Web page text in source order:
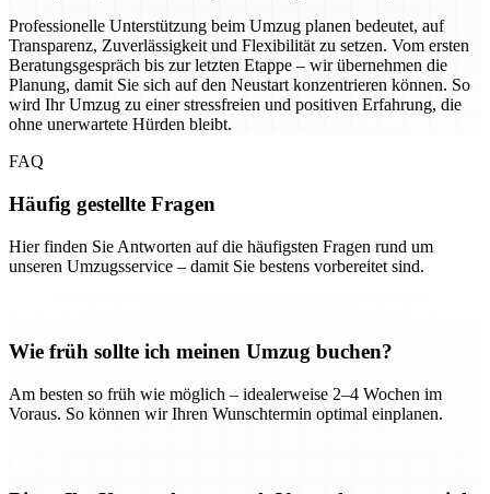
Professionelle Unterstützung beim Umzug planen bedeutet, auf
Transparenz, Zuverlässigkeit und Flexibilität zu setzen. Vom ersten
Beratungsgespräch bis zur letzten Etappe – wir übernehmen die
Planung, damit Sie sich auf den Neustart konzentrieren können. So
wird Ihr Umzug zu einer stressfreien und positiven Erfahrung, die
ohne unerwartete Hürden bleibt.
FAQ
Häufig gestellte Fragen
Hier finden Sie Antworten auf die häufigsten Fragen rund um
unseren Umzugsservice – damit Sie bestens vorbereitet sind.
Wie früh sollte ich meinen Umzug buchen?
Am besten so früh wie möglich – idealerweise 2–4 Wochen im
Voraus. So können wir Ihren Wunschtermin optimal einplanen.